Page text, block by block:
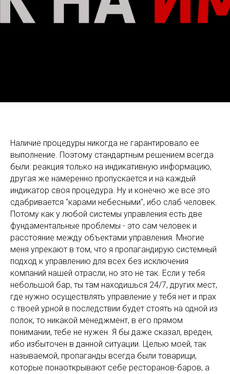
Наличие процедуры никогда не гарантировало ее
выполнение. Поэтому стандартным решением всегда
были: реакция только на индикативную информацию,
другая же намеренно пропускается и на каждый
индикатор своя процедура. Ну и конечно же все это
сдабривается "карами небесными", ибо слаб человек.
Потому как у любой системы управления есть две
фундаментальные проблемы - это сам человек и
расстояние между объектами управления. Многие
меня упрекают в том, что я пропагандирую системный
подход к управлению для всех без исключения
компаний нашей отрасли, но это не так. Если у тебя
небольшой бар, ты там находишься 24/7, других мест,
где нужно осуществлять управление у тебя нет и прах
с твоей урной в последствии будет стоять на одной из
полок, то никакой менеджмент, в его прямом
понимании, тебе не нужен. Я бы даже сказал, вреден,
ибо избыточен в данной ситуации. Целью моей, так
называемой, пропаганды всегда были товарищи,
которые понаоткрывают себе ресторанов-баров, а